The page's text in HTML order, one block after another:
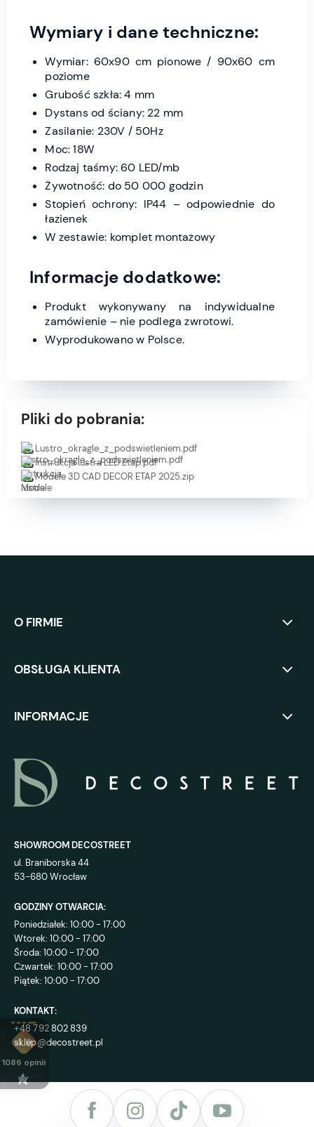
Wymiary i dane techniczne:
Wymiar: 60x90 cm pionowe / 90x60 cm
poziome
Grubość szkła: 4 mm
Dystans od ściany: 22 mm
Zasilanie: 230V / 50Hz
Moc: 18W
Rodzaj taśmy: 60 LED/mb
Żywotność: do 50 000 godzin
Stopień ochrony: IP44 – odpowiednie do
łazienek
W zestawie: komplet montażowy
Informacje dodatkowe:
Produkt wykonywany na indywidualne
zamówienie – nie podlega zwrotowi.
Wyprodukowano w Polsce.
Pliki do pobrania:
Lustro_okragle_z_podswietleniem.pdf
Instrukcja lustra LED Etap.pdf
Modele 3D CAD DECOR ETAP 2025.zip
O FIRMIE
OBSŁUGA KLIENTA
INFORMACJE
SHOWROOM DECOSTREET
ul. Braniborska 44
53-680 Wrocław
GODZINY OTWARCIA:
Poniedziałek: 10:00 - 17:00
Wtorek: 10:00 - 17:00
Środa: 10:00 - 17:00
Czwartek: 10:00 - 17:00
Piątek: 10:00 - 17:00
KONTAKT:
+48 792 802 839
sklep@decostreet.pl
4.9
1086 opinii